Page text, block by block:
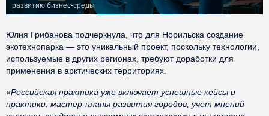
развитию бизнес-среды
Юлия Грибанова подчеркнула, что для Норильска создание
экотехнопарка — это уникальный проект, поскольку технологии,
используемые в других регионах, требуют доработки для
применения в арктических территориях.
«Российская практика уже включает успешные кейсы и
практики: мастер-планы развития городов, учет мнений